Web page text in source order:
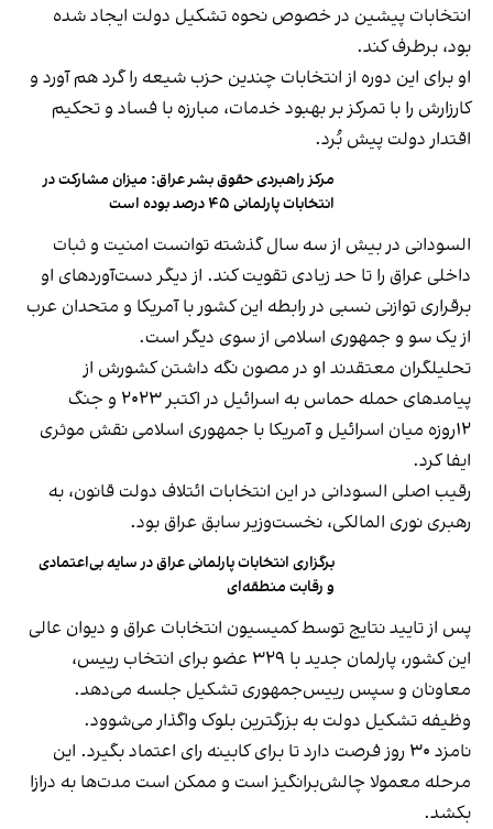
انتخابات پیشین در خصوص نحوه تشکیل دولت ایجاد شده
بود، برطرف کند.
او برای این دوره از انتخابات چندین حزب شیعه را گرد هم آورد و
کارزارش را با تمرکز بر بهبود خدمات، مبارزه با فساد و تحکیم
اقتدار دولت پیش بُرد.
مرکز راهبردی حقوق بشر عراق: میزان مشارکت در
انتخابات پارلمانی ۴۵ درصد بوده است
السودانی در بیش از سه سال گذشته توانست امنیت و ثبات
داخلی عراق را تا حد زیادی تقویت کند. از دیگر دست‌آوردهای او
برقراری توازنی نسبی در رابطه این کشور با آمریکا و متحدان عرب
از یک سو و جمهوری اسلامی از سوی دیگر است.
تحلیلگران معتقدند او در مصون نگه داشتن کشورش از
پیامدهای حمله حماس به اسرائیل در اکتبر ۲۰۲۳ و جنگ
۱۲روزه میان اسرائیل و آمریکا با جمهوری اسلامی نقش موثری
ایفا کرد.
رقیب اصلی السودانی در این انتخابات ائتلاف دولت قانون، به
رهبری نوری المالکی، نخست‌وزیر سابق عراق بود.
برگزاری انتخابات پارلمانی عراق در سایه بی‌اعتمادی
و رقابت منطقه‌ای
پس از تایید نتایج توسط کمیسیون انتخابات عراق و دیوان عالی
این کشور، پارلمان جدید با ۳۲۹ عضو برای انتخاب رییس،
معاونان و سپس رییس‌جمهوری تشکیل جلسه می‌دهد.
وظیفه تشکیل دولت به بزرگترین بلوک واگذار می‌شوود.
نامزد ۳۰ روز فرصت دارد تا برای کابینه رای اعتماد بگیرد. این
مرحله معمولا چالش‌برانگیز است و ممکن است مدت‌ها به درازا
بکشد.